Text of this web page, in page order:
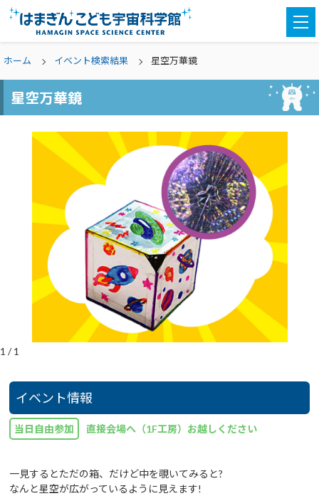
ホーム イベント検索結果 星空万華鏡
星空万華鏡
1 /1
イベント情報
当日自由参加 直接会場へ（1F工房）お越しください
一見するとただの箱、だけど中を覗いてみると?
なんと星空が広がっているように見えます!